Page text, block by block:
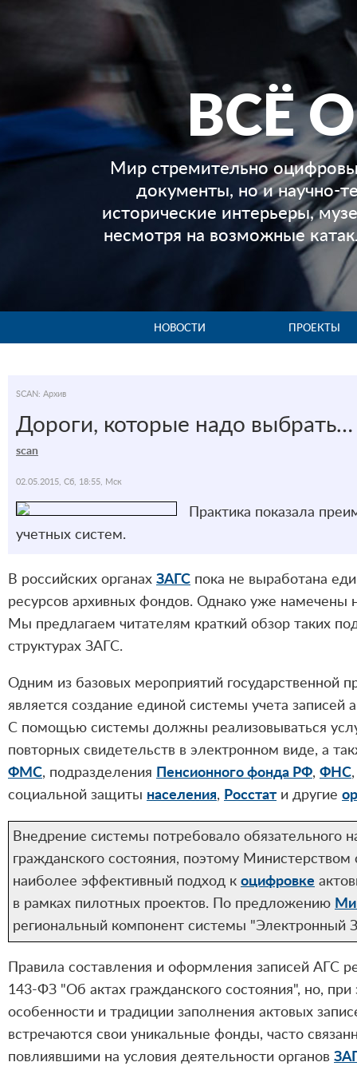
ВСЁ
Мир стремительно
документы, но и научно-
исторические интерьеры,
несмотря на возможные
НОВОСТИ ПРОЕКТЫ
SCAN: Архив
Дороги, которые надо выбрать…
scan
02.05.2015, Сб, 18:55, Мск
Практика показала
учетных систем.
В российских органах ЗАГС пока не выработана
ресурсов архивных фондов. Однако уже
Мы предлагаем читателям краткий обзор таких
структурах ЗАГС.
Одним из базовых мероприятий государственной
является создание единой системы учета записей
С помощью системы должны реализовываться
повторных свидетельств в электронном виде, а
ФМС, подразделения Пенсионного фонда РФ, ФНС
социальной защиты населения, Росстат и другие
Внедрение системы потребовало обязательного
гражданского состояния, поэтому
наиболее эффективный подход к оцифровке
в рамках пилотных проектов. По предложению
региональный компонент системы "Электронный
Правила составления и оформления записей АГС
143-ФЗ "Об актах гражданского состояния", но,
особенности и традиции заполнения актовых
встречаются свои уникальные фонды, часто
повлиявшими на условия деятельности органов